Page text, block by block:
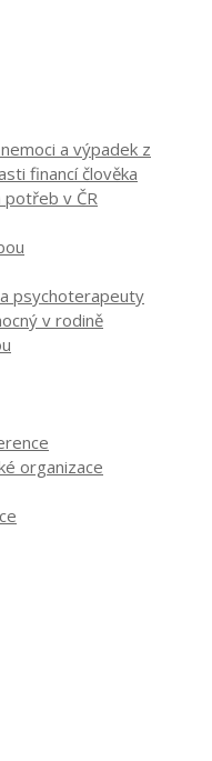
a výpadek z
financí člověka
potřeb v ČR
psychoterapeuty
v rodině
organizace